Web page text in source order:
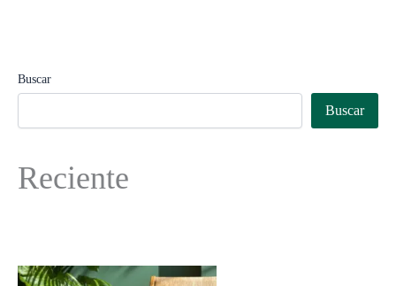
Buscar
Buscar
Reciente